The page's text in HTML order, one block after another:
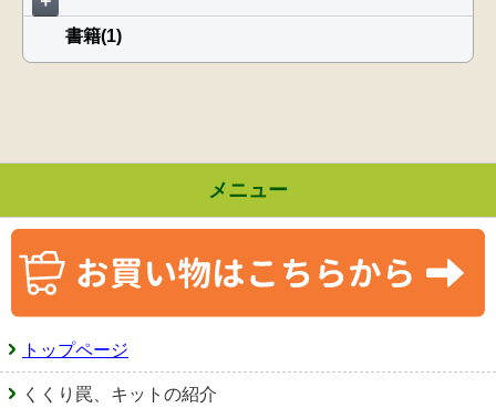
書籍(1)
メニュー
トップページ
くくり罠、キットの紹介